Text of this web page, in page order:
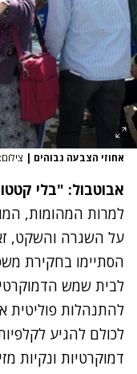
אחוזי הצבעה גבוהים |
אבוטבול: "בלי
למרות המהומות,
על השגרה והשקט,
הסתיימו בחקירת
לבית שמש
להתנהלות
לכולם להגיע
דמוקרטיות ונקיות